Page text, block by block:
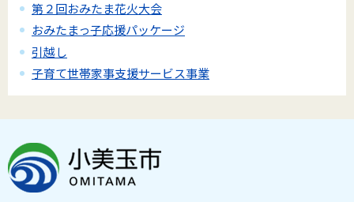
第２回おみたま花火大会
おみたまっ子応援パッケージ
引越し
子育て世帯家事支援サービス事業